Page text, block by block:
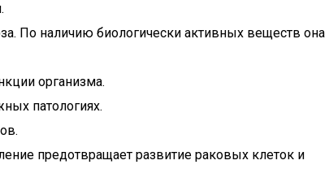
По наличию биологически активных веществ она
организма.
патологиях.
предотвращает развитие раковых клеток и